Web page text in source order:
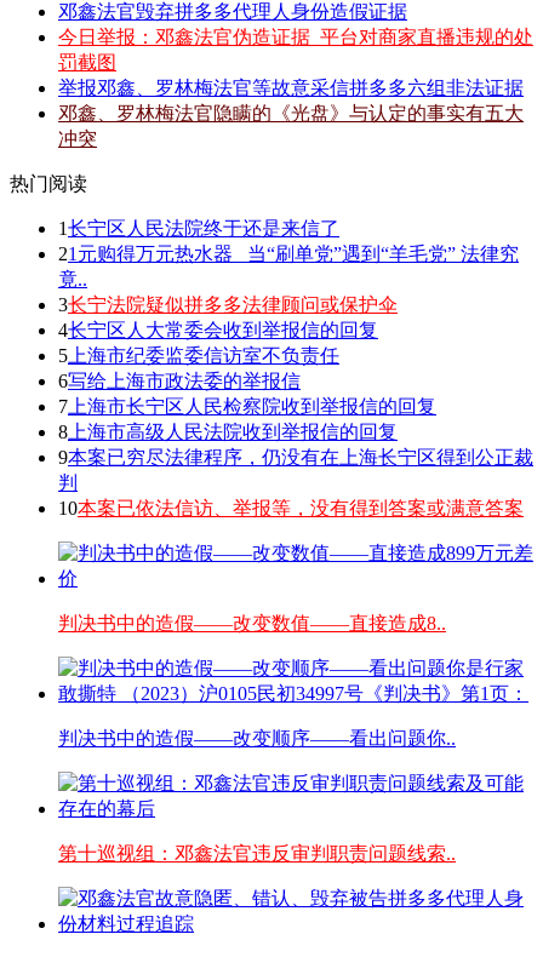
邓鑫法官毁弃拼多多代理人身份造假证据
今日举报：邓鑫法官伪造证据_平台对商家直播违规的处
罚截图
举报邓鑫、罗林梅法官等故意采信拼多多六组非法证据
邓鑫、罗林梅法官隐瞒的《光盘》与认定的事实有五大
冲突
热门阅读
1长宁区人民法院终于还是来信了
21元购得万元热水器 _当“刷单党”遇到“羊毛党” 法律究
竟..
3长宁法院疑似拼多多法律顾问或保护伞
4长宁区人大常委会收到举报信的回复
5 上海市纪委监委信访室不负责任
6写给上海市政法委的举报信
7 上海市长宁区人民检察院收到举报信的回复
8 上海市高级人民法院收到举报信的回复
9本案已穷尽法律程序，仍没有在上海长宁区得到公正裁
判
10本案已依法信访、举报等，没有得到答案或满意答案
判决书中的造假——改变数值——直接造成8..
判决书中的造假——改变顺序——看出问题你..
第十巡视组：邓鑫法官违反审判职责问题线索..